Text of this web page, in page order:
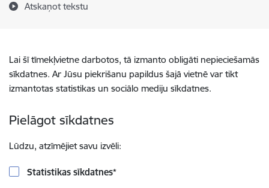
Atskaņot tekstu
Lai šī tīmekļvietne darbotos, tā izmanto obligāti nepieciešamās
sīkdatnes. Ar Jūsu piekrišanu papildus šajā vietnē var tikt
izmantotas statistikas un sociālo mediju sīkdatnes.
Pielāgot sīkdatnes
Lūdzu, atzīmējiet savu izvēli:
Statistikas sīkdatnes*